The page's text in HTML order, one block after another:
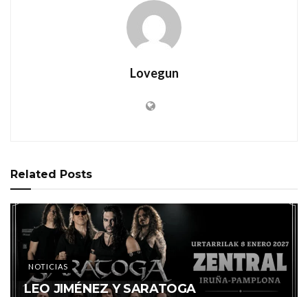
Lovegun
Related Posts
NOTICIAS
LEO JIMÉNEZ Y SARATOGA